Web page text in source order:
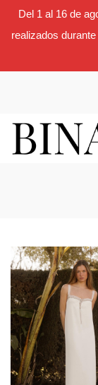
Del 1 al 16 de
realizados